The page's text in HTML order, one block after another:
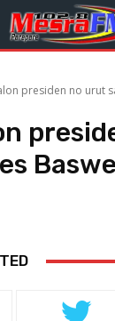
presiden no urut